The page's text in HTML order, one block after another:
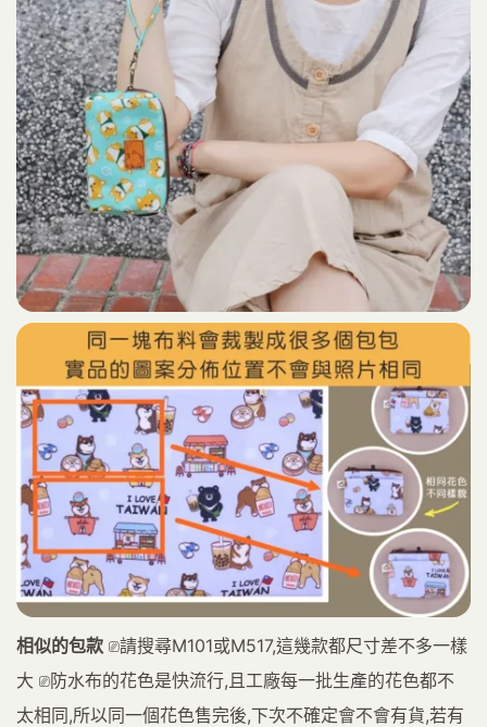
相似的包款 ⎚請搜尋M101或M517,這幾款都尺寸差不多一樣
大 ⎚防水布的花色是快流行,且工廠每一批生產的花色都不
太相同,所以同一個花色售完後,下次不確定會不會有貨,若有